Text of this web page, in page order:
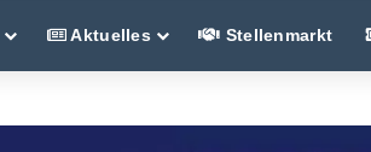
Aktuelles Stellenmarkt